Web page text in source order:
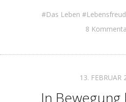
Das Leben
8
13. FEBRUAR
In